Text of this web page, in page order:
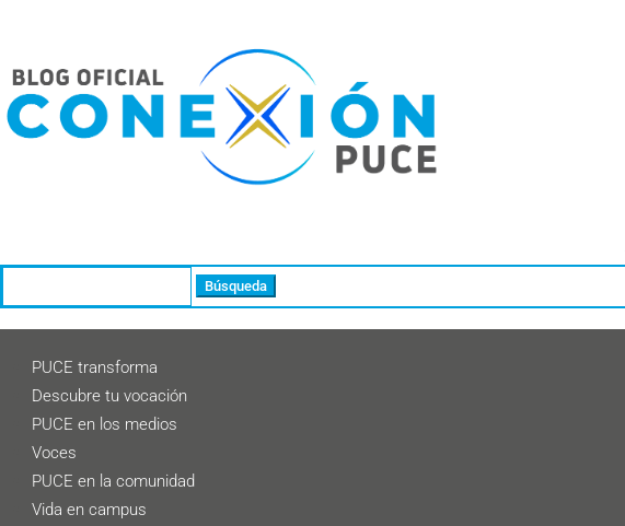
PUCE transforma
Descubre tu vocación
PUCE en los medios
Voces
PUCE en la comunidad
Vida en campus